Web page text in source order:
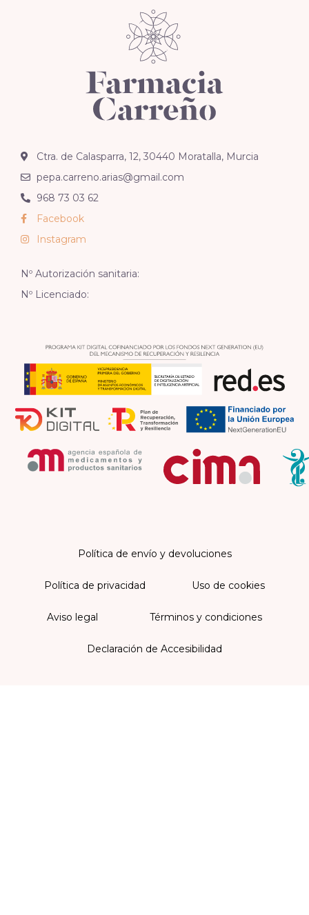
Ctra. de Calasparra, 12, 30440 Moratalla, Murcia
pepa.carreno.arias@gmail.com
968 73 03 62
Facebook
Instagram
Nº Autorización sanitaria:
Nº Licenciado:
Política de envío y devoluciones
Política de privacidad Uso de cookies
Aviso legal Términos y condiciones
Declaración de Accesibilidad